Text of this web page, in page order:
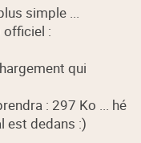
simple ...
officiel :
qui
: 297 Ko ... hé
est dedans :)